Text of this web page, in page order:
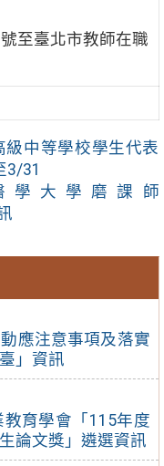
應注意事項及落實
」資訊
育學會「115年度
論文獎」遴選資訊
至臺北市教師在職
級中等學校學生代表
3/31
學大學磨課師